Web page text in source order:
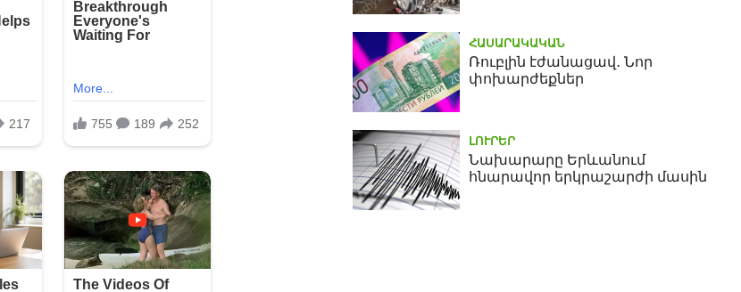
ՀԱՍԱՐԱԿԱԿԱՆ
Ռուբլին էժանացավ․ Նոր
փոխարժեքներ
ԼՈՒՐԵՐ
Նախարարը Երևանում
հնարավոր երկրաշարժի մասին